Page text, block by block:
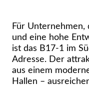
Für Unternehmen,
und eine hohe
ist das B17-1 im
Adresse. Der
aus einem
Hallen –